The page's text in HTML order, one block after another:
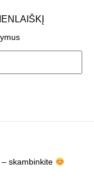
skambinkite